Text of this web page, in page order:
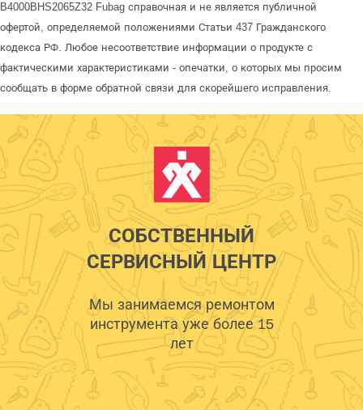
B4000BHS2065Z32 Fubag справочная и не является публичной
офертой, определяемой положениями Статьи 437 Гражданского
кодекса РФ. Любое несоответствие информации о продукте с
фактическими характеристиками - опечатки, о которых мы просим
сообщать в форме обратной связи для скорейшего исправления.
СОБСТВЕННЫЙ
СЕРВИСНЫЙ ЦЕНТР
Мы занимаемся ремонтом
инструмента уже более 15
лет